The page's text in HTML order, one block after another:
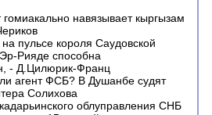
навязывает кыргызам
пульсе короля Саудовской
Рияде способна
- Д.Цилюрик-Франц
агент ФСБ? В Душанбе судят
Солихова
облуправления СНБ